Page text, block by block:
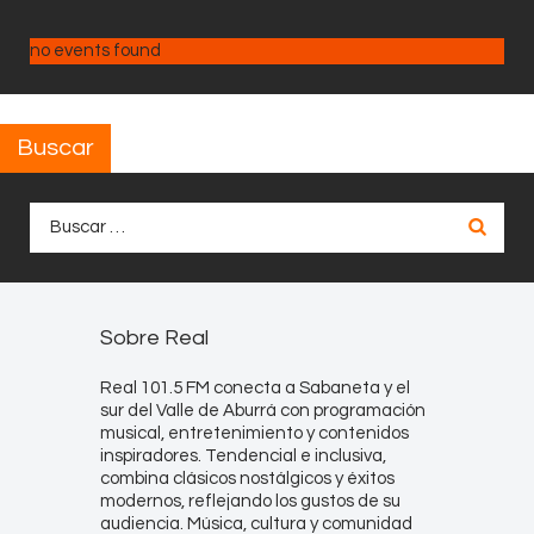
no events found
Buscar
Sobre Real
Real 101.5 FM conecta a Sabaneta y el
sur del Valle de Aburrá con programación
musical, entretenimiento y contenidos
inspiradores. Tendencial e inclusiva,
combina clásicos nostálgicos y éxitos
modernos, reflejando los gustos de su
audiencia. Música, cultura y comunidad